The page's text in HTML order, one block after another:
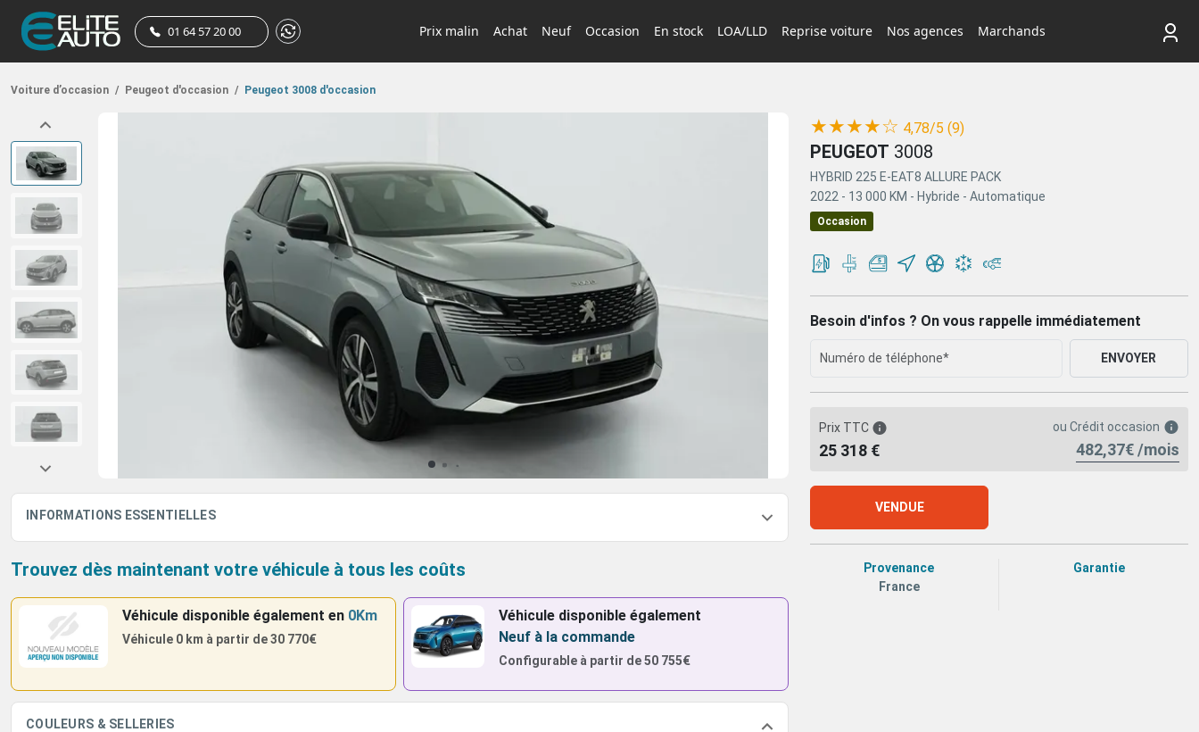
01 64 57 20 00 Prix malin Achat Neuf Occasion En stock LOA/LLD Reprise voiture Nos agences Marchands
Voiture d’occasion / Peugeot d'occasion / Peugeot 3008 d'occasion
INFORMATIONS ESSENTIELLES
Trouvez dès maintenant votre véhicule à tous les coûts
Véhicule disponible également en 0Km
Véhicule 0 km à partir de30 770€
Véhicule disponible également
Neuf à la commande
Configurable à partir de50 755€
COULEURS & SELLERIES
(*)
★
(*)★
(*) ★
(*) ★
(*) ☆ 4,78/5 (9)
PEUGEOT 3008
HYBRID 225 E-EAT8 ALLURE PACK
2022 - 13 000 KM - Hybride - Automatique
Occasion
Besoin d'infos ? On vous rappelle immédiatement
ENVOYER
Prix TTC
25 318 €
ou Crédit occasion
482,37€ /mois
VENDUE
Provenance
France
Garantie